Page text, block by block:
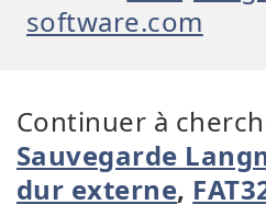
software.com
Continuer à
Sauvegarde
dur externe,